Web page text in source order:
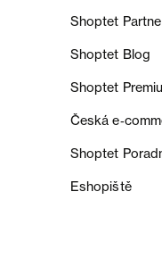
Shoptet
Shoptet Blog
Shoptet
Česká
Shoptet
Eshopiště